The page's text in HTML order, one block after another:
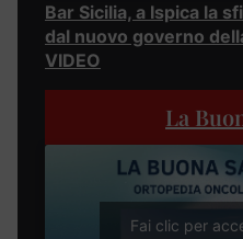
Bar Sicilia, a Ispica la
dal nuovo governo
VIDEO
La
Fai clic per